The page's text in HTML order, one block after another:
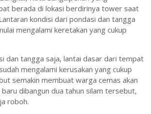
berada di lokasi berdirinya tower saat
kondisi dari pondasi dan tangga
mengalami keretakan yang cukup
dan tangga saja, lantai dasar dari tempat
mengalami kerusakan yang cukup
semakin membuat warga cemas akan
dibangun dua tahun silam tersebut,
roboh.